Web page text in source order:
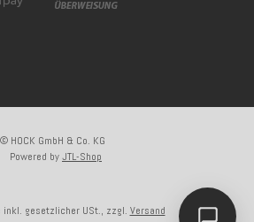
© HOCK GmbH & Co. KG
Powered byJTL-Shop
inkl. gesetzlicher USt., zzgl. Versand